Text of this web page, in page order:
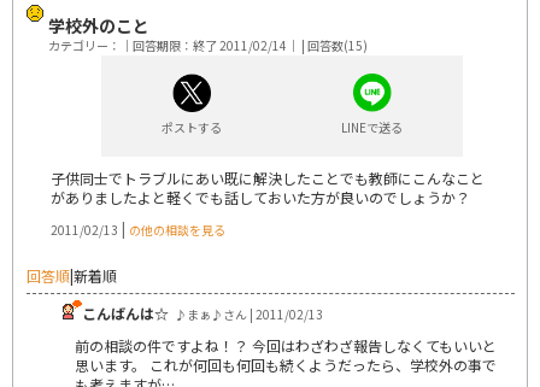
学校外のこと
カテゴリー：｜回答期限：終了 2011/02/14｜ | 回答数(15)
ポストする LINEで送る
子供同士でトラブルにあい既に解決したことでも教師にこんなこと
がありましたよと軽くでも話しておいた方が良いのでしょうか？
2011/02/13 | の他の相談を見る
回答順|新着順
こんばんは☆ ♪まぁ♪さん | 2011/02/13
前の相談の件ですよね！？ 今回はわざわざ報告しなくてもいいと
思います。 これが何回も何回も続くようだったら、学校外の事で